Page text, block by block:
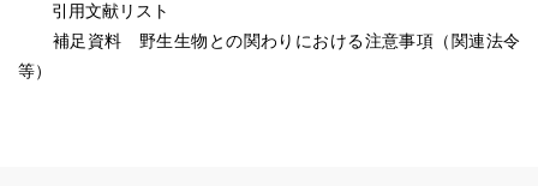
引用文献リスト
補足資料 野生生物との関わりにおける注意事項（関連法令
等）